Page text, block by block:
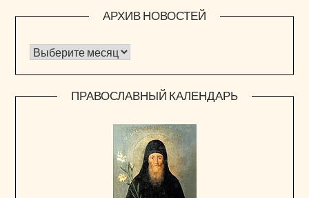
АРХИВ НОВОСТЕЙ
Архив новостей
ПРАВОСЛАВНЫЙ КАЛЕНДАРЬ